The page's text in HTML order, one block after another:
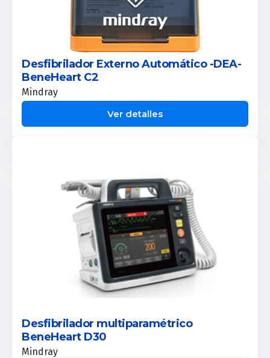
Desfibrilador Externo Automático -DEA-
BeneHeart C2
Mindray
Ver detalles
Desfibrilador multiparamétrico
BeneHeart D30
Mindray